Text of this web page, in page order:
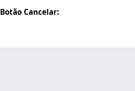
Botão Cancelar: